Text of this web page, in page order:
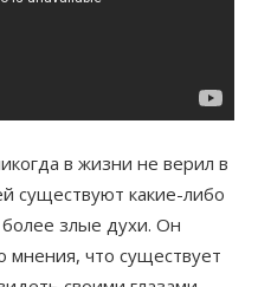
в жизни не верил в
существуют какие-либо
злые духи. Он
мнения, что существует